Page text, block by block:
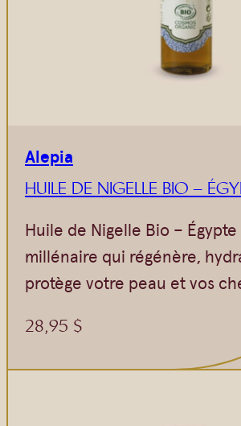
Alepia
HUILE DE NIGELLE BIO –
Huile de Nigelle Bio –
millénaire qui régénère,
protège votre peau et vos
28,95 $